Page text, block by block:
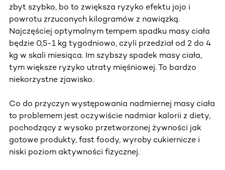
zbyt szybko, bo to zwiększa ryzyko efektu jojo i
powrotu zrzuconych kilogramów z nawiązką.
Najczęściej optymalnym tempem spadku masy ciała
będzie 0,5-1 kg tygodniowo, czyli przedział od 2 do 4
kg w skali miesiąca. Im szybszy spadek masy ciała,
tym większe ryzyko utraty mięśniowej. To bardzo
niekorzystne zjawisko.
Co do przyczyn występowania nadmiernej masy ciała
to problemem jest oczywiście nadmiar kalorii z diety,
pochodzący z wysoko przetworzonej żywności jak
gotowe produkty, fast foody, wyroby cukiernicze i
niski poziom aktywności fizycznej.